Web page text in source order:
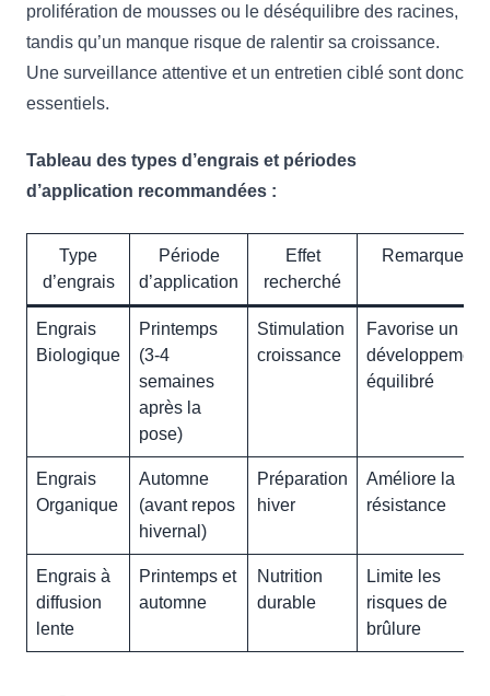
prolifération de mousses ou le déséquilibre des racines,
tandis qu’un manque risque de ralentir sa croissance.
Une surveillance attentive et un entretien ciblé sont donc
essentiels.
Tableau des types d’engrais et périodes
d’application recommandées :
Type
d’engrais
Période
d’application
Effet
recherché
Remarques
Engrais
Biologique
Printemps
(3-4
semaines
après la
pose)
Stimulation
croissance
Favorise un
développement
équilibré
Engrais
Organique
Automne
(avant repos
hivernal)
Préparation
hiver
Améliore la
résistance
Engrais à
diffusion
lente
Printemps et
automne
Nutrition
durable
Limite les
risques de
brûlure